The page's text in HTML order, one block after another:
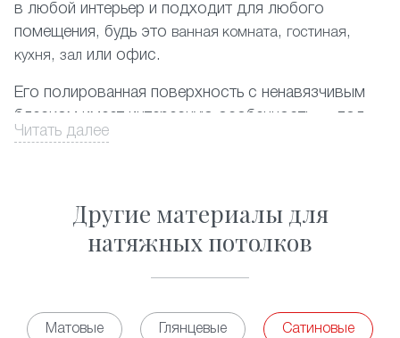
в любой интерьер и подходит для любого
помещения, будь это ванная комната, гостиная ,
кухня , зал или офис.
Его полированная поверхность с ненавязчивым
блеском имеет интересную особенность — под
разным освещением она может приобретать
ПВХ-пленка , используемая в создании таких
потолков очень прочна и легко выдерживает
особого ухода.
Читать далее
Другие материалы для
натяжных потолков
Матовые Глянцевые Сатиновые